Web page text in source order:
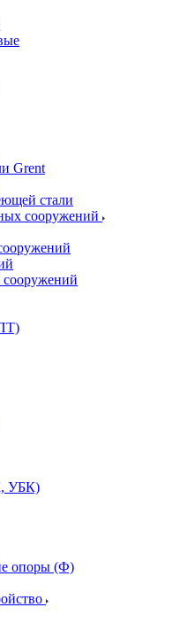
Grent
стали
сооружений
сооружений
УБК)
опоры (Ф)